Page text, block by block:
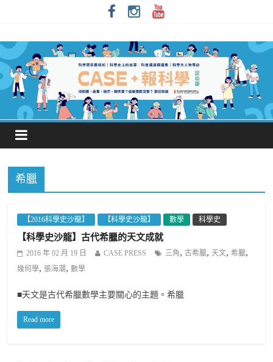
希臘
【2016科學史沙龍】 【科學史沙龍】 數學 科學史
【科學史沙龍】古代希臘的天文成就
2016 年 02 月 19 日 CASE PRESS 三角,古希臘, 天文,希臘,
幾何學,張海潮,數學
■天文是古代希臘數學主要關心的主題。希臘
Read more